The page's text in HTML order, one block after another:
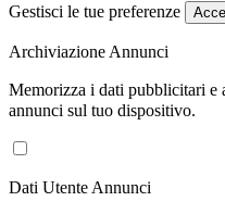
Gestisci le tue preferenze
Archiviazione Annunci
Memorizza i dati pubblicitari e
annunci sul tuo dispositivo.
Dati Utente Annunci